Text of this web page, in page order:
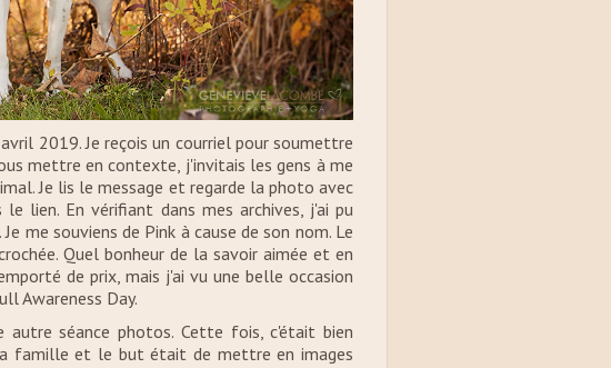
2019. Je reçois un courriel pour soumettre
mettre en contexte, j'invitais les gens à me
Je lis le message et regarde la photo avec
lien. En vérifiant dans mes archives, j'ai pu
me souviens de Pink à cause de son nom. Le
Quel bonheur de la savoir aimée et en
de prix, mais j'ai vu une belle occasion
Awareness Day.
autre séance photos. Cette fois, c'était bien
famille et le but était de mettre en images